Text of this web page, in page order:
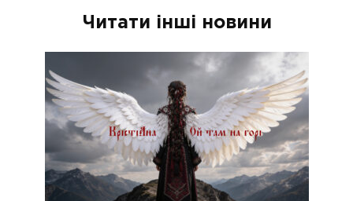
Читати інші новини